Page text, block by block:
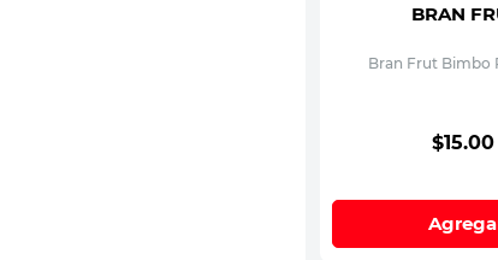
BRAN
Bran Frut Bimbo
$15.00